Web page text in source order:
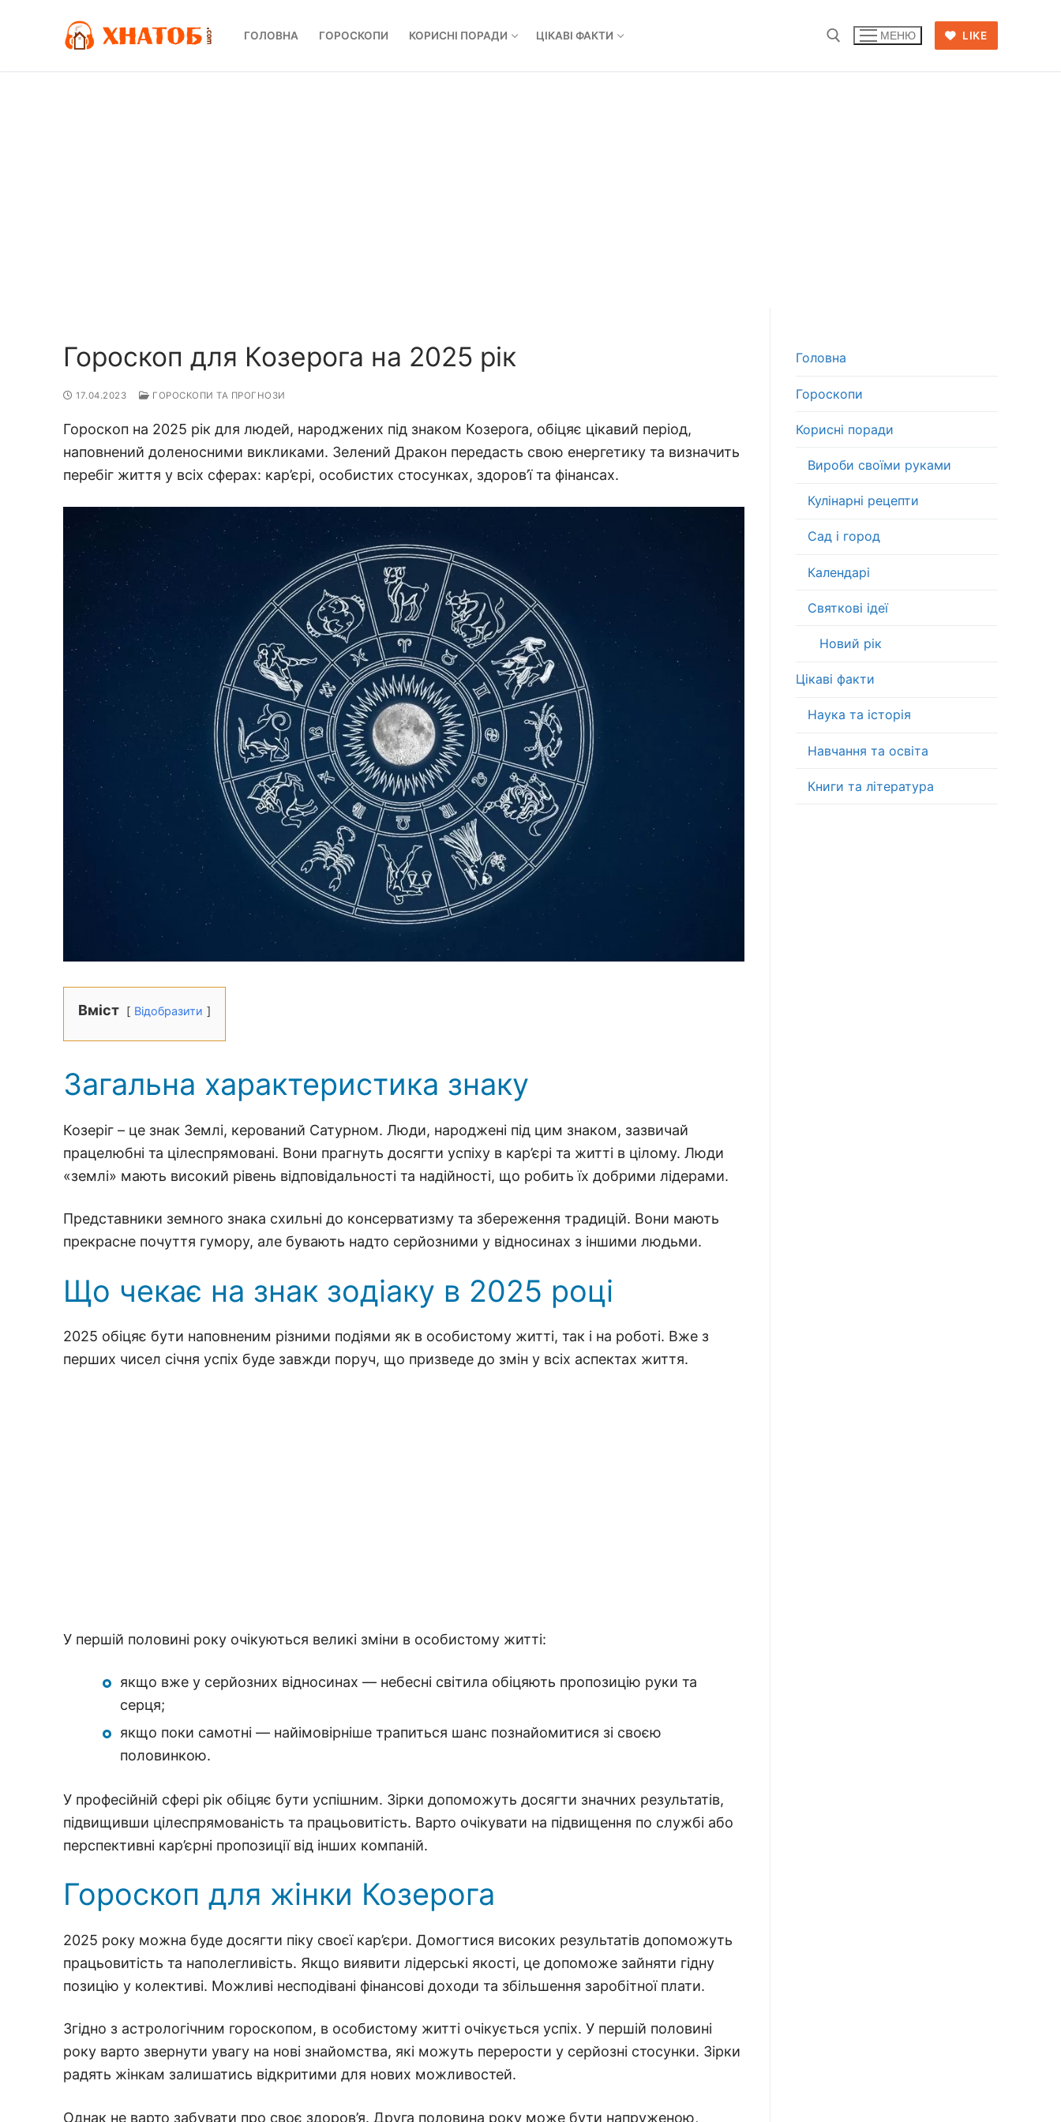
ГОЛОВНА ГОРОСКОПИ КОРИСНІ ПОРАДИ ЦІКАВІ ФАКТИ МЕНЮ LIKE
Гороскоп для Козерога на 2025 рік
17.04.2023 ГОРОСКОПИ ТА ПРОГНОЗИ
Гороскоп на 2025 рік для людей, народжених під знаком Козерога, обіцяє цікавий період,
наповнений доленосними викликами. Зелений Дракон передасть свою енергетику та визначить
перебіг життя у всіх сферах: кар’єрі, особистих стосунках, здоров’ї та фінансах.
Вміст Відобразити
Загальна характеристика знаку
Козеріг – це знак Землі, керований Сатурном. Люди, народжені під цим знаком, зазвичай
працелюбні та цілеспрямовані. Вони прагнуть досягти успіху в кар’єрі та житті в цілому. Люди
«землі» мають високий рівень відповідальності та надійності, що робить їх добрими лідерами.
Представники земного знака схильні до консерватизму та збереження традицій. Вони мають
прекрасне почуття гумору, але бувають надто серйозними у відносинах з іншими людьми.
Що чекає на знак зодіаку в 2025 році
2025 обіцяє бути наповненим різними подіями як в особистому житті, так і на роботі. Вже з
перших чисел січня успіх буде завжди поруч, що призведе до змін у всіх аспектах життя.
У першій половині року очікуються великі зміни в особистому житті:
якщо вже у серйозних відносинах — небесні світила обіцяють пропозицію руки та
серця;
якщо поки самотні — найімовірніше трапиться шанс познайомитися зі своєю
половинкою.
У професійній сфері рік обіцяє бути успішним. Зірки допоможуть досягти значних результатів,
підвищивши цілеспрямованість та працьовитість. Варто очікувати на підвищення по службі або
перспективні кар’єрні пропозиції від інших компаній.
Гороскоп для жінки Козерога
2025 року можна буде досягти піку своєї кар’єри. Домогтися високих результатів допоможуть
працьовитість та наполегливість. Якщо виявити лідерські якості, це допоможе зайняти гідну
позицію у колективі. Можливі несподівані фінансові доходи та збільшення заробітної плати.
Згідно з астрологічним гороскопом, в особистому житті очікується успіх. У першій половині
року варто звернути увагу на нові знайомства, які можуть перерости у серйозні стосунки. Зірки
радять жінкам залишатись відкритими для нових можливостей.
Однак не варто забувати про своє здоров’я. Друга половина року може бути напруженою,
Головна
Гороскопи
Корисні поради
Вироби своїми руками
Кулінарні рецепти
Сад і город
Календарі
Святкові ідеї
Новий рік
Цікаві факти
Наука та історія
Навчання та освіта
Книги та література